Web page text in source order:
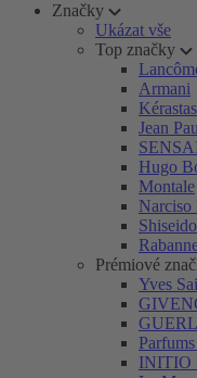
Značky
Ukázat vše
Top značky
Armani
Jean
Hugo
Montale
Narciso
Shiseido
Prémiové
Yves
INITIO